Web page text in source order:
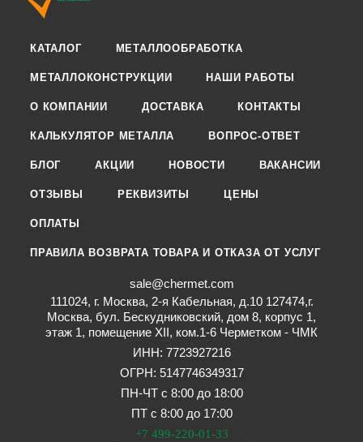
КАТАЛОГ МЕТАЛЛООБРАБОТКА
МЕТАЛЛОКОНСТРУКЦИИ НАШИ РАБОТЫ
О КОМПАНИИ ДОСТАВКА КОНТАКТЫ
КАЛЬКУЛЯТОР МЕТАЛЛА ВОПРОС-ОТВЕТ
БЛОГ АКЦИИ НОВОСТИ ВАКАНСИИ
ОТЗЫВЫ РЕКВИЗИТЫ ЦЕНЫ
ОПЛАТЫ
ПРАВИЛА ВОЗВРАТА ТОВАРА И ОТКАЗА ОТ УСЛУГ
sale@chermet.com
111024, г. Москва, 2-я Кабельная, д.10 127474,г.
Москва, бул. Бескудниковский, дом 8, корпус 1,
этаж 1, помещение XII, ком.1-6 Черметком - ЧМК
ИНН: 7723927216
ОГРН: 5147746349317
ПН-ЧТ с 8:00 до 18:00
ПТ с 8:00 до 17:00
+7 499-220-01-33